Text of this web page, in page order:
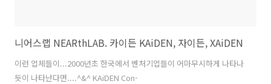
니어스랩 NEARthLAB. 카이든 KAiDEN, 자이든, XAiDEN
이런 업체들이...2000년초 한국에서 벤처기업들이 어마무시하게 나타나
듯이 나타난다면....^&^ KAiDEN Con-